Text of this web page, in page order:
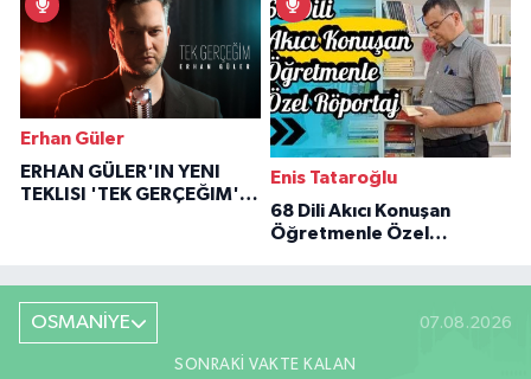
Erhan Güler
ERHAN GÜLER'IN YENI
TEKLISI 'TEK GERÇEĞIM'LE
Enis Tataroğlu
68 Dili Akıcı Konuşan
Öğretmenle Özel
OSMANİYE 07.08.2026
SONRAKI VAKTE KALAN